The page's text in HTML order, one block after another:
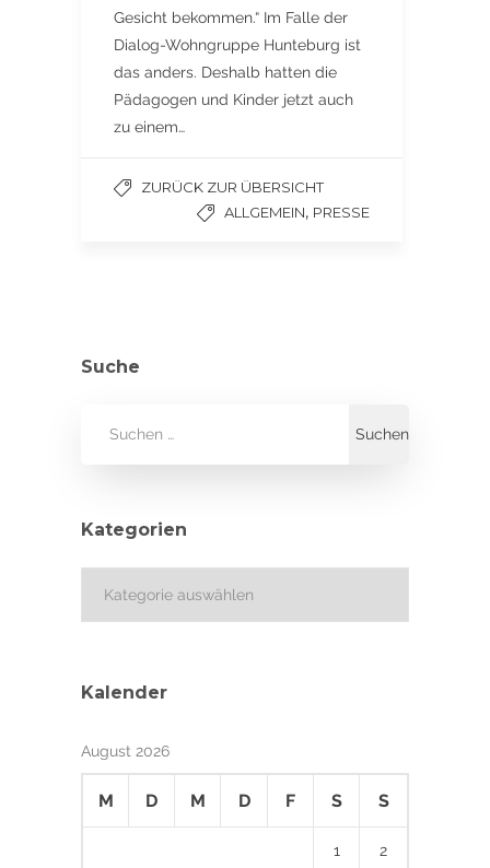
Gesicht bekommen.“ Im Falle der
Dialog-Wohngruppe Hunteburg ist
das anders. Deshalb hatten die
Pädagogen und Kinder jetzt auch
zu einem…
ZURÜCK ZUR ÜBERSICHT
ALLGEMEIN, PRESSE
Suche
Kategorien
Kalender
August 2026
M D M D F S S
1 2